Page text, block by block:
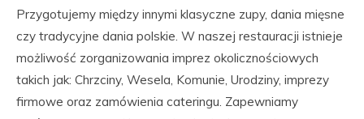
Przygotujemy między innymi klasyczne zupy, dania mięsne
czy tradycyjne dania polskie. W naszej restauracji istnieje
możliwość zorganizowania imprez okolicznościowych
takich jak: Chrzciny, Wesela, Komunie, Urodziny, imprezy
firmowe oraz zamówienia cateringu. Zapewniamy